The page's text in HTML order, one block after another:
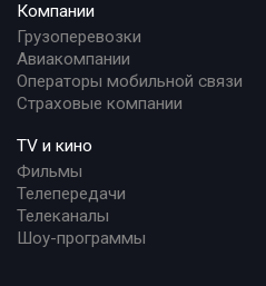
Компании
Грузоперевозки
Авиакомпании
Операторы мобильной связи
Страховые компании
TV и кино
Фильмы
Телепередачи
Телеканалы
Шоу-программы